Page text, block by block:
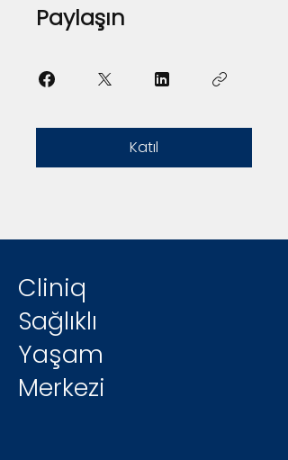
Paylaşın
Katıl
Cliniq
Sağlıklı
Yaşam
Merkezi